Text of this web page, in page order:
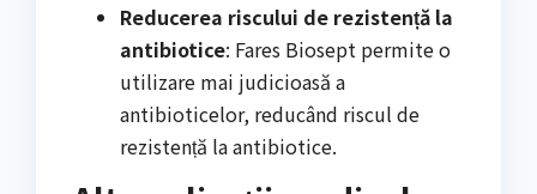
Reducerea riscului de rezistență la
antibiotice: Fares Biosept permite o
utilizare mai judicioasă a
antibioticelor, reducând riscul de
rezistență la antibiotice.